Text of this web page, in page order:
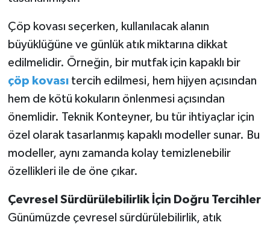
Çöp kovası seçerken, kullanılacak alanın
büyüklüğüne ve günlük atık miktarına dikkat
edilmelidir. Örneğin, bir mutfak için kapaklı bir
çöp kovası tercih edilmesi, hem hijyen açısından
hem de kötü kokuların önlenmesi açısından
önemlidir. Teknik Konteyner, bu tür ihtiyaçlar için
özel olarak tasarlanmış kapaklı modeller sunar. Bu
modeller, aynı zamanda kolay temizlenebilir
özellikleri ile de öne çıkar.
Çevresel Sürdürülebilirlik İçin Doğru Tercihler
Günümüzde çevresel sürdürülebilirlik, atık
MEDYA
SEÇİM 2011
BİLİMNET
Yemek
SİVİL TOPLUM